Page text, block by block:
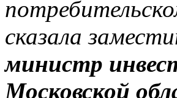
сказала
министр
Московской